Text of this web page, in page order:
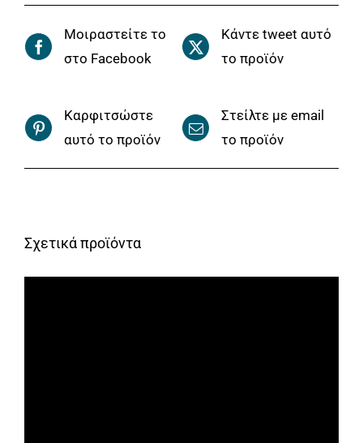
Μοιραστείτε το
στο Facebook
Κάντε tweet αυτό
το προϊόν
Καρφιτσώστε
αυτό το προϊόν
Στείλτε με email
το προϊόν
Σχετικά προϊόντα